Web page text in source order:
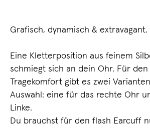
Grafisch, dynamisch & extravagant.
Eine Kletterposition aus feinem
schmiegt sich an dein Ohr. Für
Tragekomfort gibt es zwei
Auswahl: eine für das rechte Ohr
Linke.
Du brauchst für den flash Earcuff